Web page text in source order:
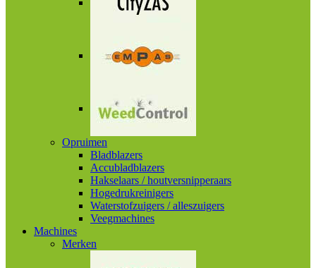
Opruimen
Bladblazers
Accubladblazers
Hakselaars / houtversnipperaars
Hogedrukreinigers
Waterstofzuigers / alleszuigers
Veegmachines
Machines
Merken